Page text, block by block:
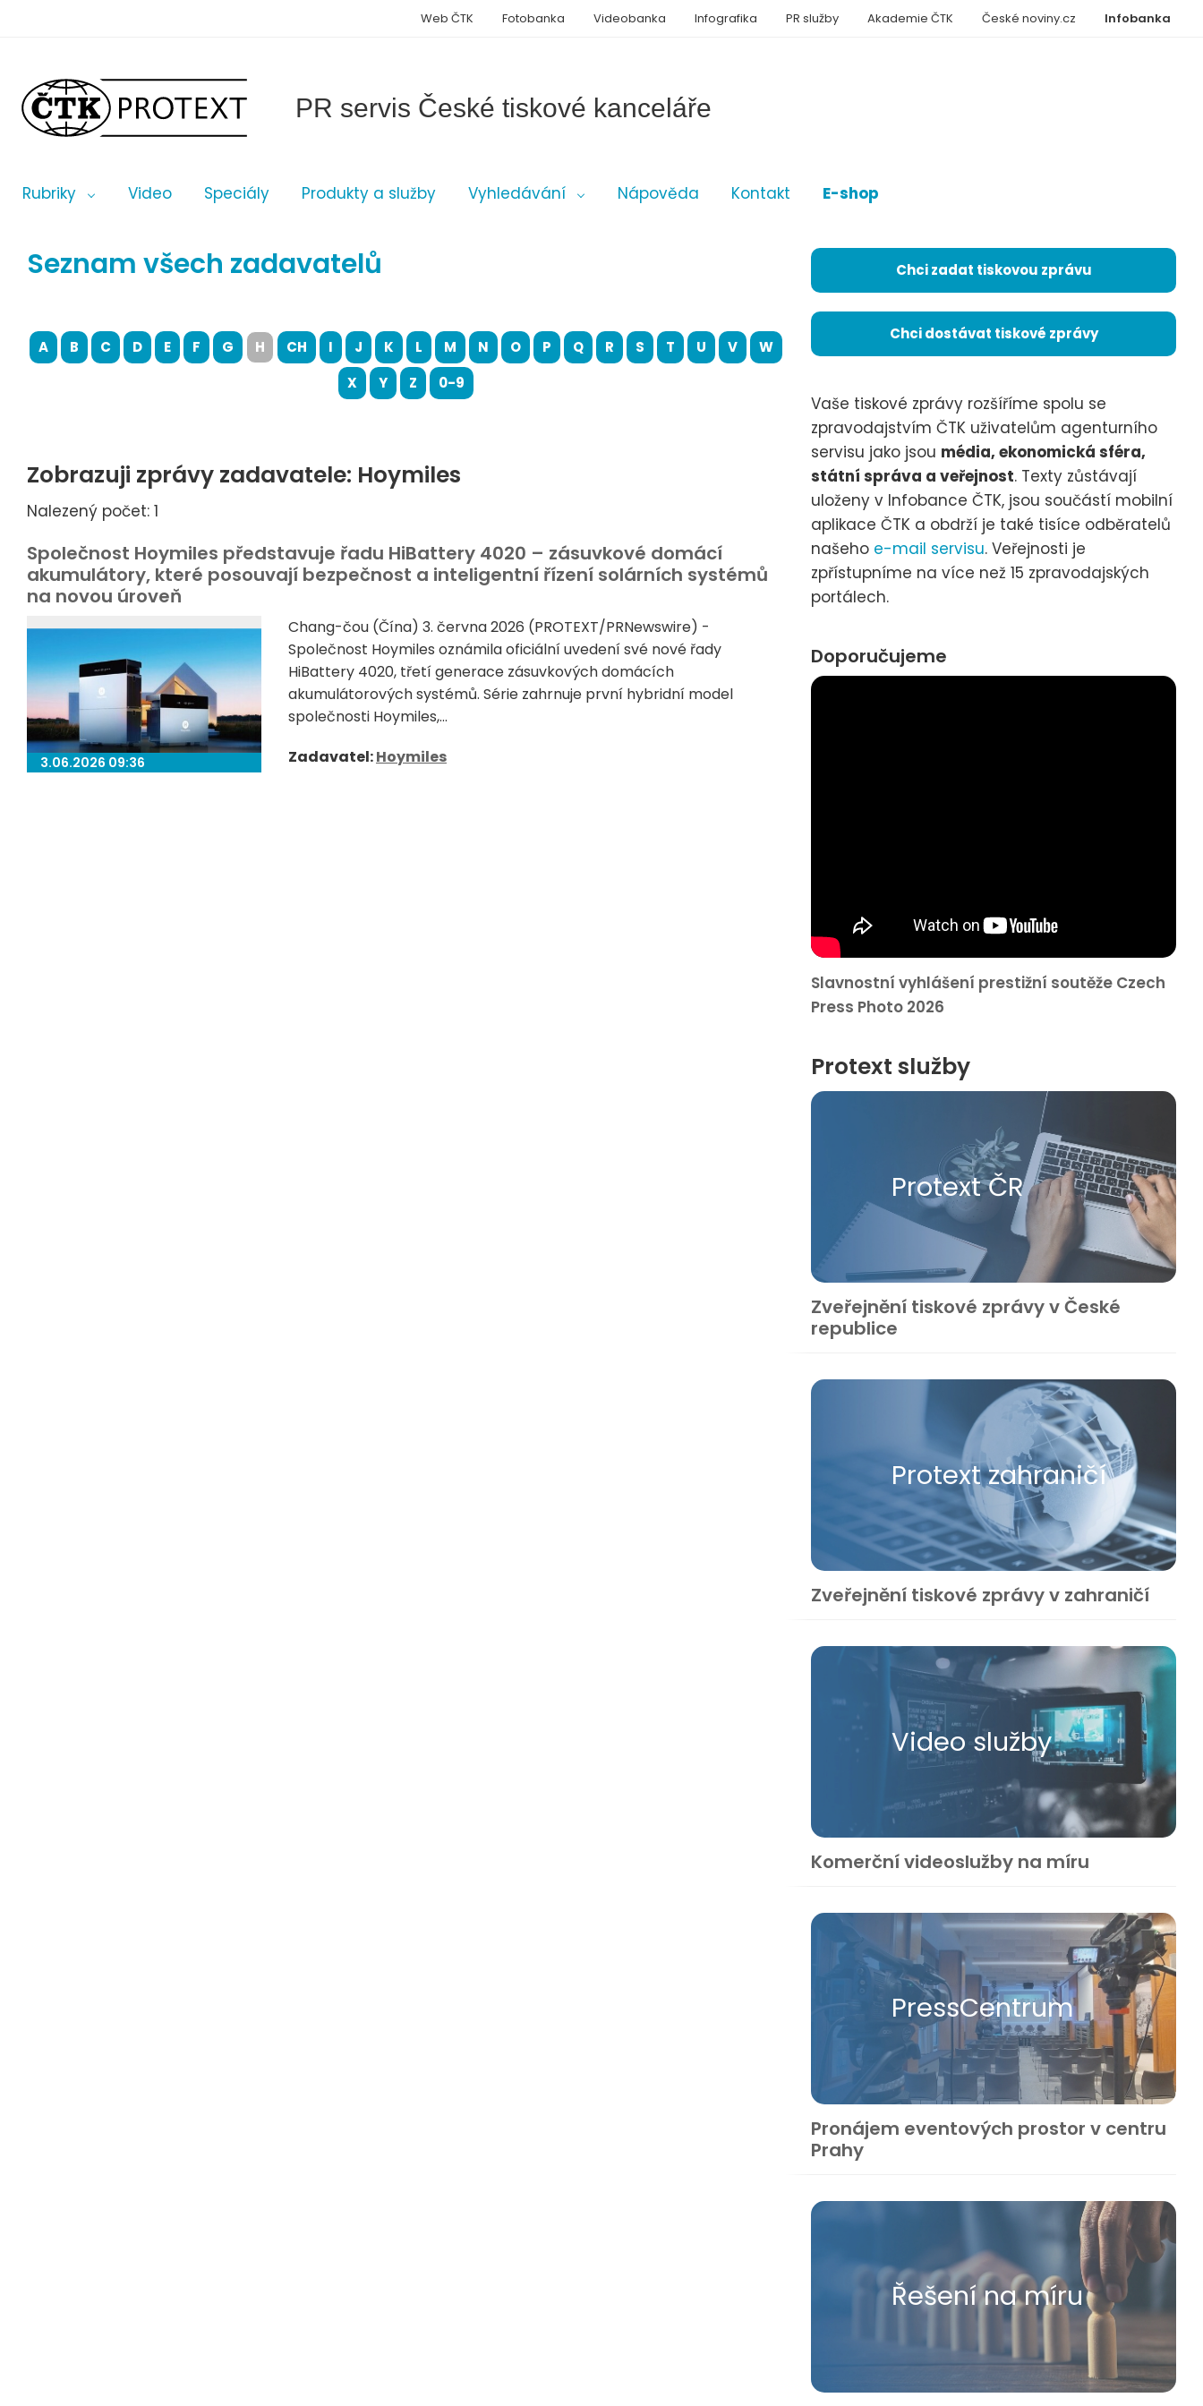
PR servis České tiskové kanceláře
Rubriky Video Speciály Produkty a služby Vyhledávání Nápověda Kontakt E-shop
Infobanka
Web ČTK Fotobanka Videobanka Infografika PR služby Akademie ČTK České noviny.cz
Seznam všech zadavatelů
A B C D E F G H CH I J K L M N O P Q R S T U V
W
X
Y Z 0-9
Zobrazuji zprávy zadavatele: Hoymiles
Nalezený počet: 1
Společnost Hoymiles představuje řadu HiBattery 4020 – zásuvkové domácí
akumulátory, které posouvají bezpečnost a inteligentní řízení solárních systémů
na novou úroveň
3.06.2026 09:36
Chang-čou (Čína) 3. června 2026 (PROTEXT/PRNewswire) -
Společnost Hoymiles oznámila oficiální uvedení své nové řady
HiBattery 4020, třetí generace zásuvkových domácích
akumulátorových systémů. Série zahrnuje první hybridní model
společnosti Hoymiles,...
Zadavatel:Hoymiles
Chci zadat tiskovou zprávu
Chci dostávat tiskové zprávy
Vaše tiskové zprávy rozšíříme spolu se
zpravodajstvím ČTK uživatelům agenturního
servisu jako jsou média, ekonomická sféra,
státní správa a veřejnost. Texty zůstávají
uloženy v Infobance ČTK, jsou součástí mobilní
aplikace ČTK a obdrží je také tisíce odběratelů
našeho e-mail servisu. Veřejnosti je
zpřístupníme na více než 15 zpravodajských
portálech.
Doporučujeme
Slavnostní vyhlášení prestižní soutěže Czech
Press Photo 2026
Protext služby
Protext ČR
Zveřejnění tiskové zprávy v České
republice
Protext zahraničí
Zveřejnění tiskové zprávy v zahraničí
Video služby
Komerční videoslužby na míru
Press​Centrum
Pronájem eventových prostor v centru
Prahy
Řešení na míru